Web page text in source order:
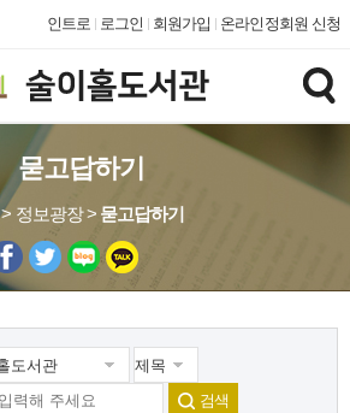
인트로 로그인 회원가입 온라인정회원 신청
묻고답하기
> 정보광장 > 묻고답하기
검색